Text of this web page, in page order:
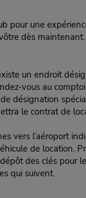
pour une
dès maintenant.
un endroit
vous au
désignation
le contrat de
vers l’aéroport
de location.
des clés pour
qui suivent.